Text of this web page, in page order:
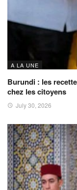
A LA UNE
Burundi : les
chez les citoyens
July 30, 2026